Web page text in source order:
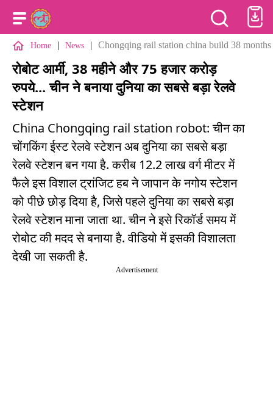
Home | News | Chongqing rail station china build 38
रोबोट आर्मी, 38 महीने और 75 हजार करोड़
रुपये... चीन ने बनाया दुनिया का सबसे बड़ा रेलवे
स्टेशन
China Chongqing rail station robot: चीन का
चोंगकिंग ईस्ट रेलवे स्टेशन अब दुनिया का सबसे बड़ा
रेलवे स्टेशन बन गया है. करीब 12.2 लाख वर्ग मीटर में
फैले इस विशाल ट्रांजिट हब ने जापान के नगोय स्टेशन
को पीछे छोड़ दिया है, जिसे पहले दुनिया का सबसे बड़ा
रेलवे स्टेशन माना जाता था. चीन ने इसे रिकॉर्ड समय में
रोबोट की मदद से बनाया है. वीडियो में इसकी विशालता
देखी जा सकती है.
Advertisement